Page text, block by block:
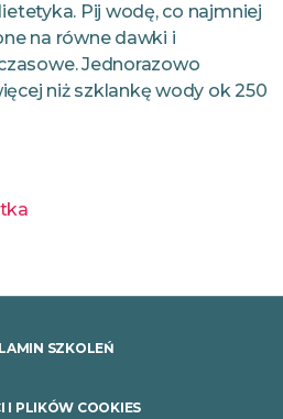
Pij wodę, co najmniej
na równe dawki i
Jednorazowo
niż szklankę wody ok 250
SZKOLEŃ
I PLIKÓW COOKIES